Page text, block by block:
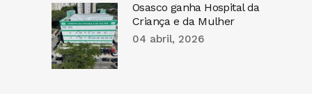
Osasco ganha Hospital da
Criança e da Mulher
04 abril, 2026